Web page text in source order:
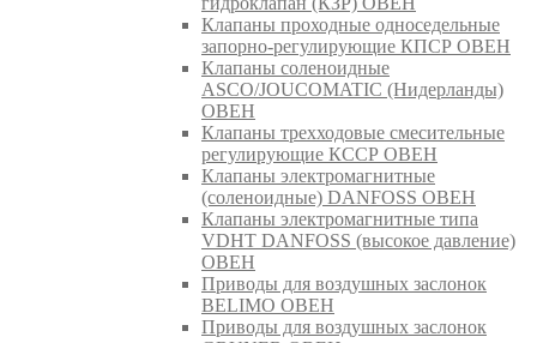
Клапаны проходные односедельные
запорно-регулирующие КПСР ОВЕН
Клапаны соленоидные
ASCO/JOUCOMATIC (Нидерланды)
ОВЕН
Клапаны трехходовые смесительные
регулирующие КССР ОВЕН
Клапаны электромагнитные
(соленоидные) DANFOSS ОВЕН
Клапаны электромагнитные типа
VDHT DANFOSS (высокое давление)
ОВЕН
Приводы для воздушных заслонок
BELIMO ОВЕН
Приводы для воздушных заслонок